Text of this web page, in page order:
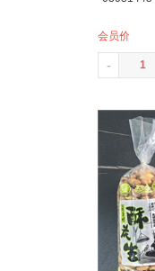
会员价
-